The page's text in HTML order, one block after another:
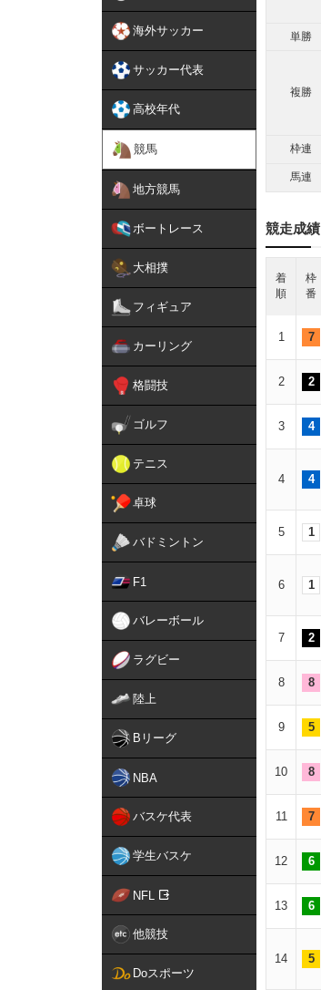
海外サッカー
サッカー代表
高校年代
競馬
地方競馬
ボートレース
大相撲
フィギュア
カーリング
格闘技
ゴルフ
テニス
卓球
バドミントン
F1
バレーボール
ラグビー
陸上
Bリーグ
NBA
バスケ代表
学生バスケ
NFL
他競技
Doスポーツ
単勝
複勝
枠連
馬連
競走成績
着
順
枠
番
1 7
2 2
3 4
4 4
5 1
6 1
7 2
8 8
9 5
10 8
11 7
12 6
13 6
14 5